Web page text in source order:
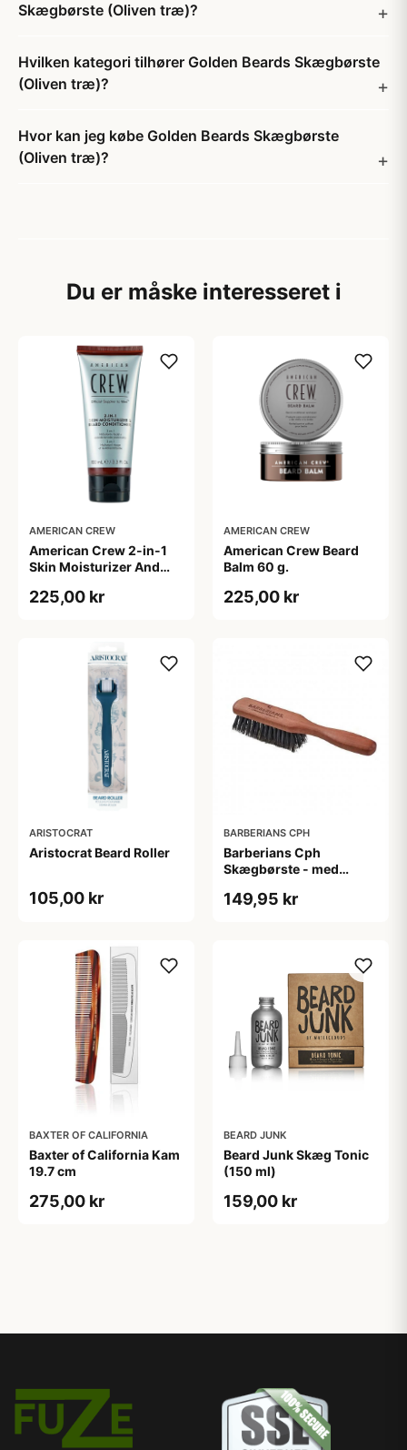
Skægbørste (Oliven træ)?
Hvilken kategori tilhører Golden Beards Skægbørste
(Oliven træ)?
Hvor kan jeg købe Golden Beards Skægbørste
(Oliven træ)?
Du er måske interesseret i
AMERICAN CREW
American Crew 2-in-1
Skin Moisturizer And
ml)
225,00 kr
AMERICAN CREW
American Crew Beard
Balm 60 g.
225,00 kr
ARISTOCRAT
Aristocrat Beard Roller
105,00 kr
BARBERIANS CPH
Barberians Cph
Skægbørste - med
149,95 kr
BAXTER OF CALIFORNIA
Baxter of California Kam
19.7 cm
275,00 kr
BEARD JUNK
Beard Junk Skæg Tonic
(150 ml)
159,00 kr